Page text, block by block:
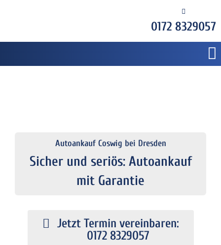
0172 8329057
Autoankauf Coswig bei Dresden
Sicher und seriös: Autoankauf
mit Garantie
Jetzt Termin vereinbaren:
0172 8329057